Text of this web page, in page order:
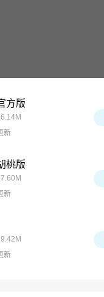
方版
新
桃版
新
新